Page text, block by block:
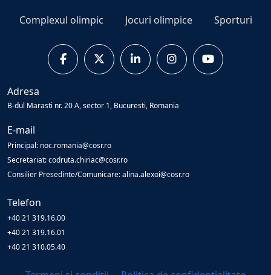
Complexul olimpic Jocuri olimpice Sporturi
Adresa
B-dul Marasti nr. 20 A, sector 1, Bucuresti, Romania
E-mail
Principal: noc.romania@cosr.ro
Secretariat: codruta.chiriac@cosr.ro
Consilier Presedinte/Comunicare: alina.alexoi@cosr.ro
Telefon
+40 21 319.16.00
+40 21 319.16.01
+40 21 310.05.40